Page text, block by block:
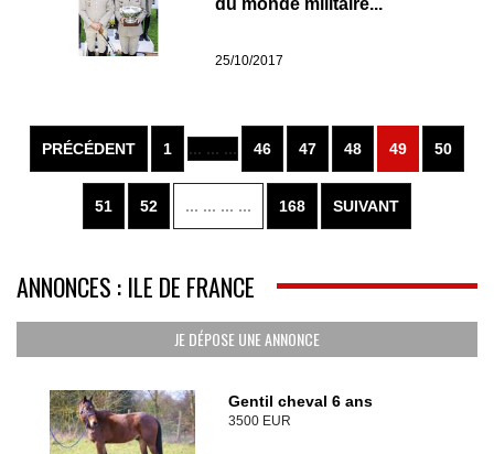
25/10/2017
PRÉCÉDENT 1 ... ... ... 46 47 48 49 50
51 52 ... ... ... ... 168 SUIVANT
ANNONCES : ILE DE FRANCE
JE DÉPOSE UNE ANNONCE
Gentil cheval 6 ans
3500 EUR